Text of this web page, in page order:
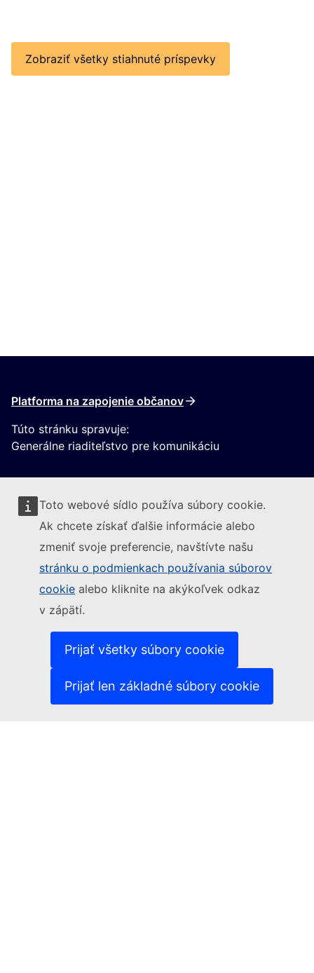
Toto webové sídlo používa súbory cookie.
Ak chcete získať ďalšie informácie alebo
zmeniť svoje preferencie, navštívte našu
stránku o podmienkach používania súborov
cookie alebo kliknite na akýkoľvek odkaz
v zápätí.
Prijať všetky súbory cookie
Prijať len základné súbory cookie
Zobraziť všetky stiahnuté príspevky
Platforma na zapojenie občanov
Túto stránku spravuje:
Generálne riaditeľstvo pre komunikáciu
Sledujte Európsku komisiu
Kontakt(Externý odkaz)
Nahlásiť IT zraniteľnosť
Jazyky na našich webových stránkach(Externý odkaz)
Súbory cookies(Externý odkaz)
Politika ochrany osobných údajov
Právne upozornenie
(Externý odkaz)